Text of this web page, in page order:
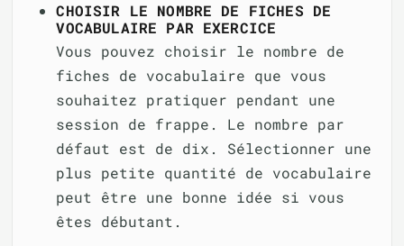
CHOISIR LE NOMBRE DE FICHES DE
VOCABULAIRE PAR EXERCICE
Vous pouvez choisir le nombre de
fiches de vocabulaire que vous
souhaitez pratiquer pendant une
session de frappe. Le nombre par
défaut est de dix. Sélectionner une
plus petite quantité de vocabulaire
peut être une bonne idée si vous
êtes débutant.